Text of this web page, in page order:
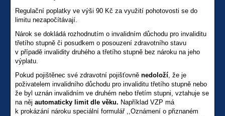
Regulační poplatky ve výši 90 Kč za využití pohotovosti se do
limitu nezapočítávají.
Nárok se dokládá rozhodnutím o invalidním důchodu pro invaliditu
třetího stupně či posudkem o posouzení zdravotního stavu
v případě invalidity druhého a třetího stupně bez nároku na jeho
výplatu.
Pokud pojištěnec své zdravotní pojišťovně nedoloží, že je
poživatelem invalidního důchodu pro invaliditu třetího stupně nebo
že byl uznán invalidním ve druhém nebo třetím stupni, vztahuje se
na něj automaticky limit dle věku. Například VZP má
k prokázání nároku speciální formulář ,,Oznámení o přiznaném